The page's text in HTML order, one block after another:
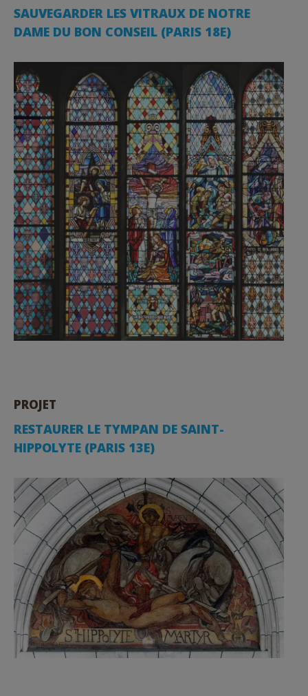
SAUVEGARDER LES VITRAUX DE NOTRE
DAME DU BON CONSEIL (PARIS 18E)
PROJET
RESTAURER LE TYMPAN DE SAINT-
HIPPOLYTE (PARIS 13E)